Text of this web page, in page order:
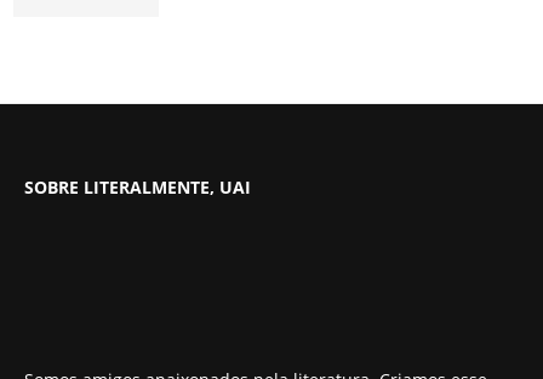
SOBRE LITERALMENTE, UAI